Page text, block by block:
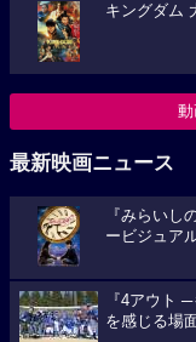
キングダム
最新映画ニュース
『みらいし
ービジュア
『4アウト
を感じる場